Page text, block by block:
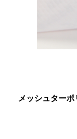
メッシュター